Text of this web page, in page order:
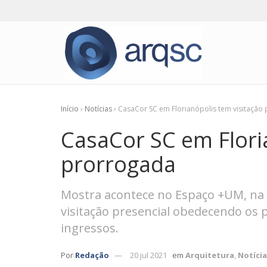
Início › Notícias› CasaCor SC em Florianópolis tem
CasaCor SC em
prorrogada
Mostra acontece no Espaço +UM,
visitação presencial obedecendo
ingressos.
Por Redação 20 jul 2021 em Arquitetura